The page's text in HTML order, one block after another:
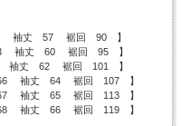
袖丈 57 裾回 90 】
袖丈 60 裾回 95 】
袖丈 62 裾回 101 】
袖丈 64 裾回 107 】
袖丈 65 裾回 113 】
袖丈 66 裾回 119 】